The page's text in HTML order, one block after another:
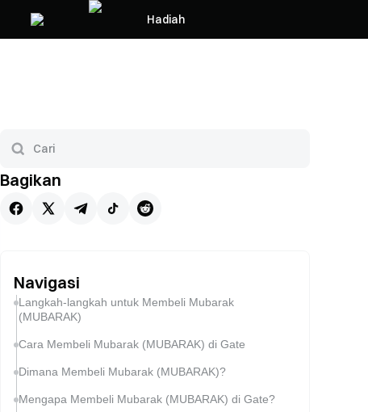
Hadiah
Bagikan
Navigasi
Langkah-langkah untuk Membeli Mubarak
(MUBARAK)
Cara Membeli Mubarak (MUBARAK) di Gate
Dimana Membeli Mubarak (MUBARAK)?
Mengapa Membeli Mubarak (MUBARAK) di Gate?